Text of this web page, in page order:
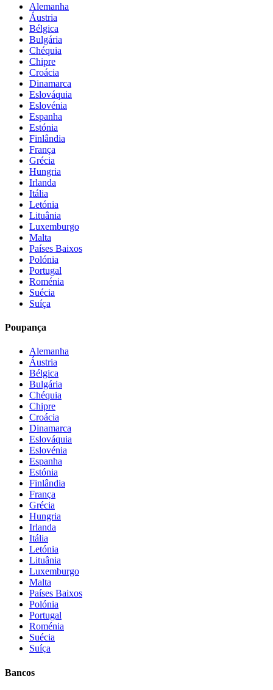
Alemanha
Áustria
Bélgica
Bulgária
Chéquia
Chipre
Croácia
Dinamarca
Eslováquia
Eslovénia
Espanha
Estónia
Finlândia
França
Grécia
Hungria
Irlanda
Itália
Letónia
Lituânia
Luxemburgo
Malta
Países Baixos
Polónia
Portugal
Roménia
Suécia
Suíça
Poupança
Alemanha
Áustria
Bélgica
Bulgária
Chéquia
Chipre
Croácia
Dinamarca
Eslováquia
Eslovénia
Espanha
Estónia
Finlândia
França
Grécia
Hungria
Irlanda
Itália
Letónia
Lituânia
Luxemburgo
Malta
Países Baixos
Polónia
Portugal
Roménia
Suécia
Suíça
Bancos